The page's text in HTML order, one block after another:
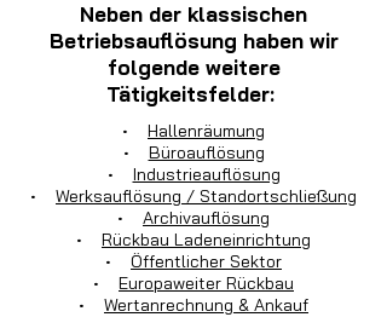
Neben der klassischen
Betriebsauflösung haben wir
folgende weitere
Tätigkeitsfelder:
• Hallenräumung
• Büroauflösung
• Industrieauflösung
• Werksauflösung / Standortschließung
• Archivauflösung
• Rückbau Ladeneinrichtung
• Öffentlicher Sektor
• Europaweiter Rückbau
• Wertanrechnung & Ankauf